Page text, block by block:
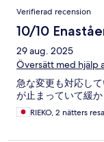
Verifierad recension
10/10
29 aug. 2025
Översätt med hjälp
急な変更も対応し
が止まっていて緩か
RIEKO, 2 nätters resa